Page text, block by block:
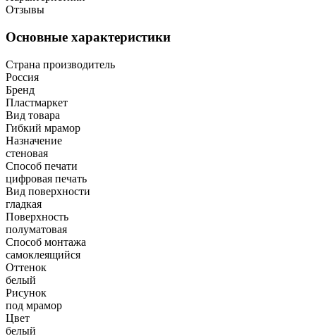
Отзывы
Основные характеристики
Страна производитель
Россия
Бренд
Пластмаркет
Вид товара
Гибкий мрамор
Назначение
стеновая
Способ печати
цифровая печать
Вид поверхности
гладкая
Поверхность
полуматовая
Способ монтажа
самоклеящийся
Оттенок
белый
Рисунок
под мрамор
Цвет
белый